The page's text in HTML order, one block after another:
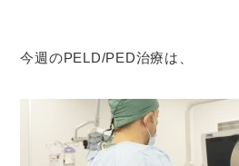
今週のPELD/PED治療は、